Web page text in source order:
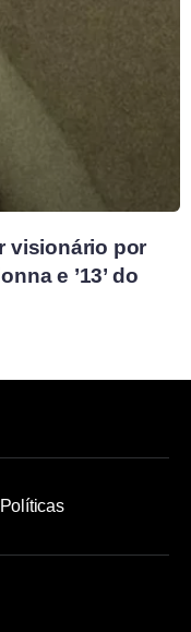
visionário por
e ’13’ do
Políticas